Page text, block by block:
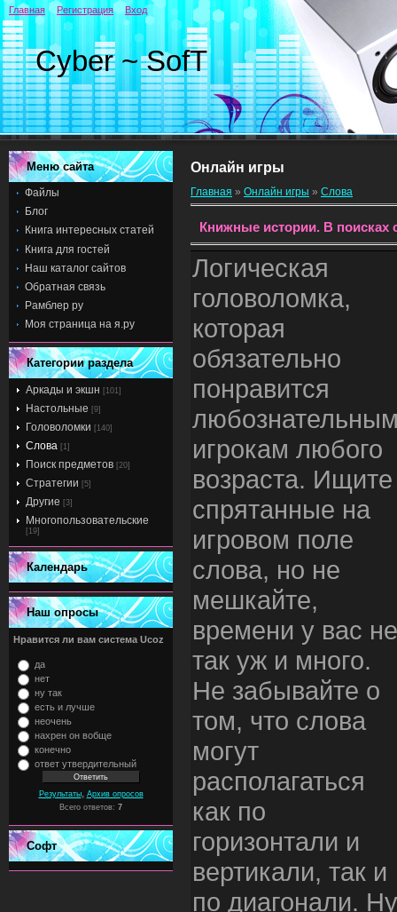
Cyber ~ SofT
Главная Регистрация Вход
Меню сайта
Файлы
Блог
Книга интересных статей
Книга для гостей
Наш каталог сайтов
Обратная связь
Рамблер ру
Моя страница на я.ру
Категории раздела
Аркады и экшн [101]
Настольные [9]
Головоломки [140]
Слова [1]
Поиск предметов [20]
Стратегии [5]
Другие [3]
Многопользовательские
[19]
Календарь
Наш опросы
Нравится ли вам система Ucoz
да
нет
ну так
есть и лучше
неочень
нахрен он вобще
конечно
ответ утвердительный
Результаты, Архив опросов
Всего ответов: 7
Софт
Онлайн игры
Главная » Онлайн игры » Слова
Книжные истории. В поисках
Логическая
головоломка,
которая
обязательно
понравится
игрокам любого
возраста. Ищите
спрятанные на
игровом поле
слова, но не
мешкайте,
времени у вас не
так уж и много.
Не забывайте о
том, что слова
могут
располагаться
как по
горизонтали и
вертикали, так и
по диагонали. Ну